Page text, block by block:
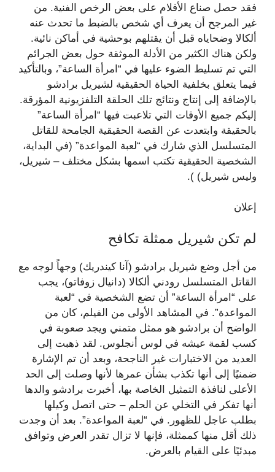
فقد حصل صناع الأفلام على بعض الرخص الفنية. من
غير المرجح أن يعرف أي شخص بالضبط ما تحدث عنه
ألكالا وضحاياه قبل أن يقتلهم بوحشية في أماكن نائية.
ولكن هناك الكثير من الأدلة الموثقة حول بعض الجرائم
التي تم تسليط الضوء عليها في “امرأة الساعة”، وبالتأكيد
فيما يتعلق بخلفية الحياة الحقيقية لشيريل برادشو
بالإضافة إلى إنتاج ونتائج تلك الحلقة التلفزيونية المؤرقة.
إليكم جميع الأوقات التي تلاعبت فيها “امرأة الساعة”
بالحقيقة وابتعدت عن القصة الحقيقية الجامحة للقاتل
المتسلسل الذي شارك في “لعبة المواعدة” (في البداية،
الشخصية الحقيقية تكتب اسمها بشكل مختلف – شيريل،
وليس شيريل) ).
إعلان
لم تكن شيريل ممثلة تكافح
من أجل وضع شيريل برادشو (آنا كيندريك) وجهاً لوجه مع
القاتل المتسلسل رودني ألكالا (دانيال زوفاتو)، يجب
على “امرأة الساعة” أن تضع الشخصية في “لعبة
المواعدة”. في المشاهد الأولى من الفيلم، كان من
الواضح أن برادشو هو ممثل متمني ويجد صعوبة في
كسب لقمة عيشه في لوس أنجلوس. لقد ذهبت إلى
العديد من الاختبارات غير الناجحة، وبعد أن تم الإشارة
ضمنيًا إلى أنها تكذب بشأن عمرها لأنها وصلت إلى الحد
الأعلى لنافذة التمثيل الخاصة بها، أخبرت برادشو والدها
أنها تفكر في التخلي عن الحلم – حتى اتصل وكيلها
بطلب عاجل للظهور. في “لعبة المواعدة”. بعد أن وجدت
ذلك أقل منها كممثلة، فإنها لا تزال تقدر العرض وتوافق
مبدئيًا على القيام بالعرض.